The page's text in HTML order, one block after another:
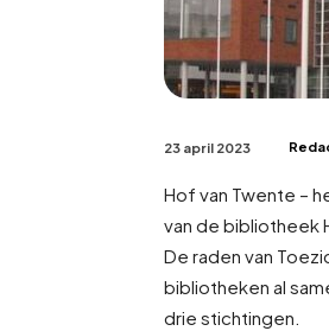
23 april 2023
Hof van Twente –
van de bibliotheek
De raden van
bibliotheken al
drie stichtingen.